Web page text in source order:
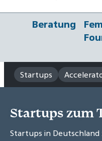
Beratung
Startups
Startups zum
Startups in Deutschland